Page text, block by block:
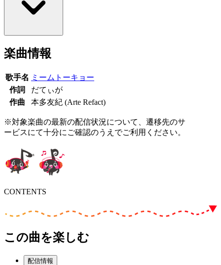
楽曲情報
歌手名 ミームトーキョー
作詞
だてぃが
作曲
本多友紀 (Arte Refact)
※対象楽曲の最新の配信状況について、遷移先のサ
ービスにて十分にご確認のうえでご利用ください。
CONTENTS
この曲を楽しむ
配信情報